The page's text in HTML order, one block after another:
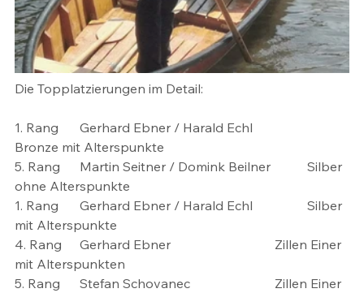
Die Topplatzierungen im Detail:
1. Rang 	Gerhard Ebner / Harald Echl
Bronze mit Alterspunkte
5. Rang 	Martin Seitner / Domink Beilner 	Silber
ohne Alterspunkte
1. Rang 	Gerhard Ebner / Harald Echl 		Silber
mit Alterspunkte
4. Rang 	Gerhard Ebner 				Zillen Einer
mit Alterspunkten
5. Rang 	Stefan Schovanec 			Zillen Einer